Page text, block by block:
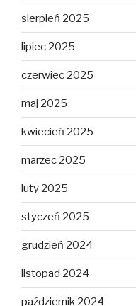
sierpień 2025
lipiec 2025
czerwiec 2025
maj 2025
kwiecień 2025
marzec 2025
luty 2025
styczeń 2025
grudzień 2024
listopad 2024
październik 2024